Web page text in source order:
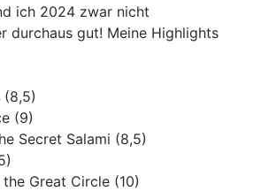
ich 2024 zwar nicht
durchaus gut! Meine Highlights
(8,5)
(9)
Secret Salami (8,5)
Great Circle (10)